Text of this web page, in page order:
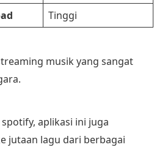
Tinggi
musik yang sangat
aplikasi ini juga
jutaan lagu dari berbagai